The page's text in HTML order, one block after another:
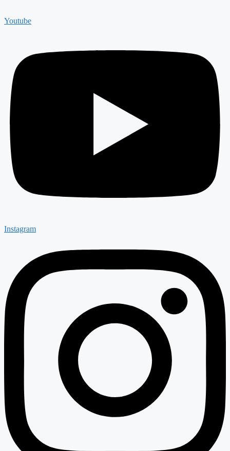
Youtube
Instagram